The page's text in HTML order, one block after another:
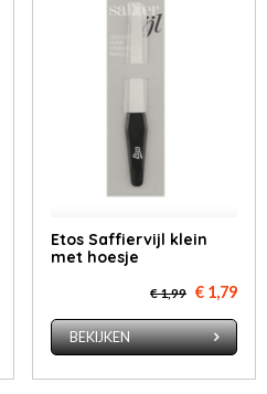
Etos Saf­fier­vijl klein
met hoes­je
€ 1,99 € 1,79
BEKIJKEN